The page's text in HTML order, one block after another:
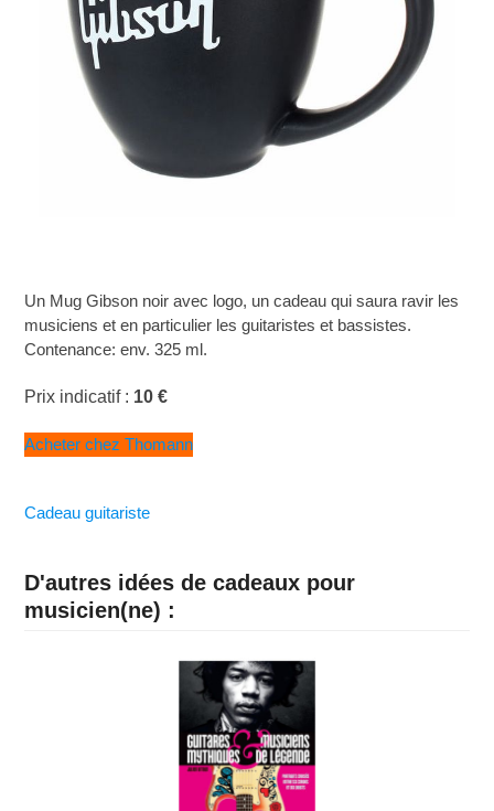
Un Mug Gibson noir avec logo, un cadeau qui saura ravir les
musiciens et en particulier les guitaristes et bassistes.
Contenance: env. 325 ml.
Prix indicatif : 10 €
Acheter chez Thomann
Cadeau guitariste
D'autres idées de cadeaux pour
musicien(ne) :